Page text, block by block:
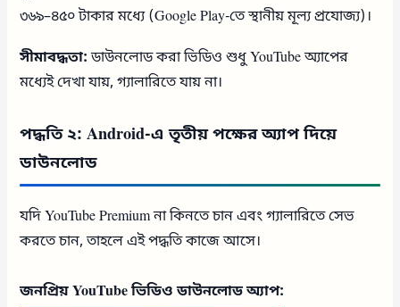
৩৬৯–৪৫০ টাকার মধ্যে (Google Play-তে স্থানীয় মূল্য প্রযোজ্য)।
সীমাবদ্ধতা:ডাউনলোড করা ভিডিও শুধু YouTube অ্যাপের
মধ্যেই দেখা যায়, গ্যালারিতে যায় না।
পদ্ধতি ২: Android-এ তৃতীয় পক্ষের অ্যাপ দিয়ে
ডাউনলোড
যদি YouTube Premium না কিনতে চান এবং গ্যালারিতে সেভ
করতে চান, তাহলে এই পদ্ধতি কাজে আসে।
জনপ্রিয় YouTube ভিডিও ডাউনলোড অ্যাপ: